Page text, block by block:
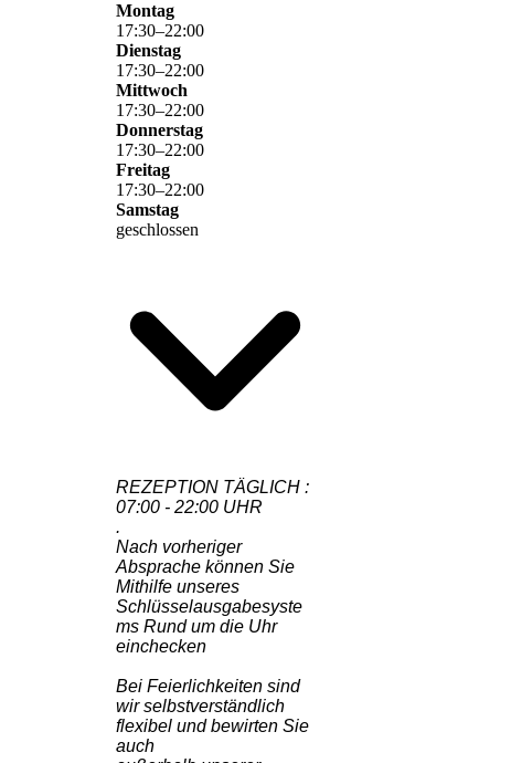
Montag
17:30–22:00
Dienstag
17:30–22:00
Mittwoch
17:30–22:00
Donnerstag
17:30–22:00
Freitag
17:30–22:00
Samstag
geschlossen
REZEPTION TÄGLICH :
07:00 - 22:00 UHR
.
Nach vorheriger
Absprache können Sie
Mithilfe unseres
Schlüsselausgabesyste
ms Rund um die Uhr
einchecken
Bei Feierlichkeiten sind
wir selbstverständlich
flexibel und bewirten Sie
auch